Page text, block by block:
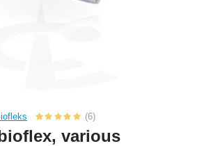
(6)
various